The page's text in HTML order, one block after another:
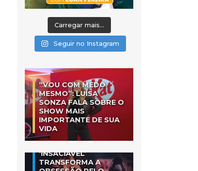
Carregar mais...
Seguir no Instagram
“VOU COM MEDO
MESMO”: LUÍSA
SONZA FALA SOBRE O
SHOW MAIS
IMPORTANTE DE SUA
VIDA
‘INSACIÁVEL’
TRANSFORMA A